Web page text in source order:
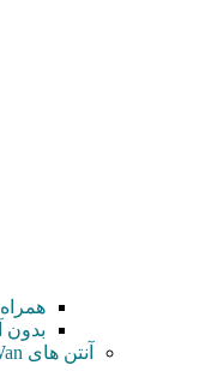
همراه
بدون
آنتن های MikroWan